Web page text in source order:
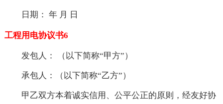
日期： 年 月 日
工程用电协议书6
发包人： （以下简称“甲方”）
承包人：（以下简称“乙方”）
甲乙双方本着诚实信用、公平公正的原则，经友好协